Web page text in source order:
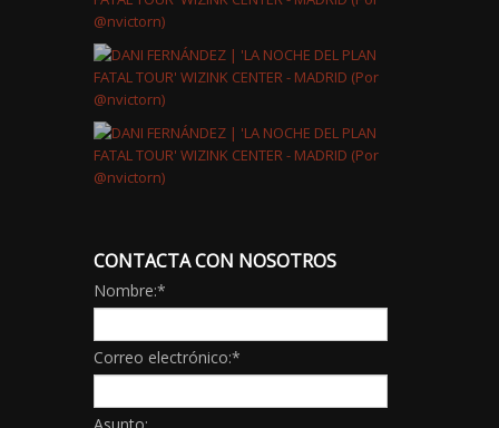
CONTACTA CON NOSOTROS
Nombre:*
Correo electrónico:*